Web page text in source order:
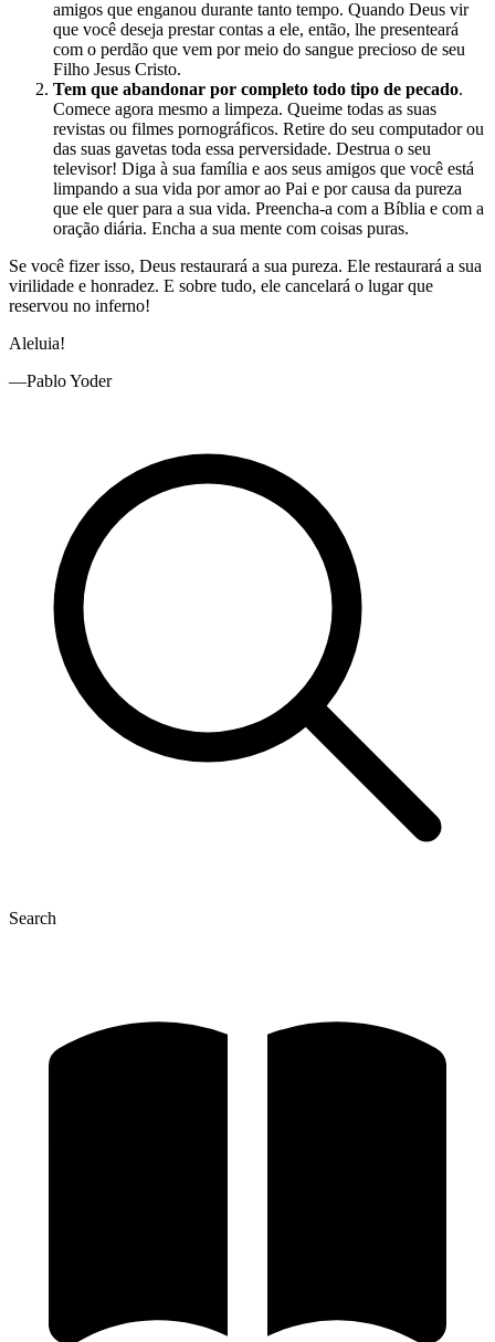
amigos que enganou durante tanto tempo. Quando Deus vir
que você deseja prestar contas a ele, então, lhe presenteará
com o perdão que vem por meio do sangue precioso de seu
Filho Jesus Cristo.
Tem que abandonar por completo todo tipo de pecado.
Comece agora mesmo a limpeza. Queime todas as suas
revistas ou filmes pornográficos. Retire do seu computador ou
das suas gavetas toda essa perversidade. Destrua o seu
televisor! Diga à sua família e aos seus amigos que você está
limpando a sua vida por amor ao Pai e por causa da pureza
que ele quer para a sua vida. Preencha-a com a Bíblia e com a
oração diária. Encha a sua mente com coisas puras.
Se você fizer isso, Deus restaurará a sua pureza. Ele restaurará a sua
virilidade e honradez. E sobre tudo, ele cancelará o lugar que
reservou no inferno!
Aleluia!
—Pablo Yoder
Search